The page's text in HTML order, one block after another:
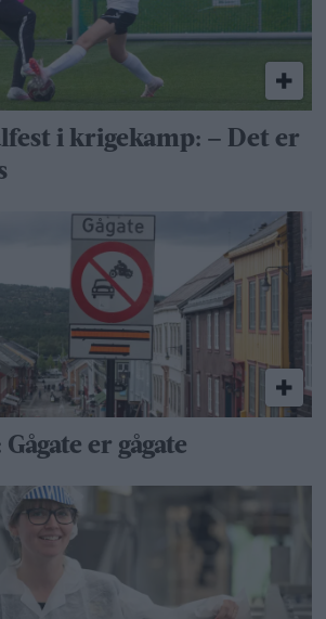
i krigekamp: – Det er
er gågate